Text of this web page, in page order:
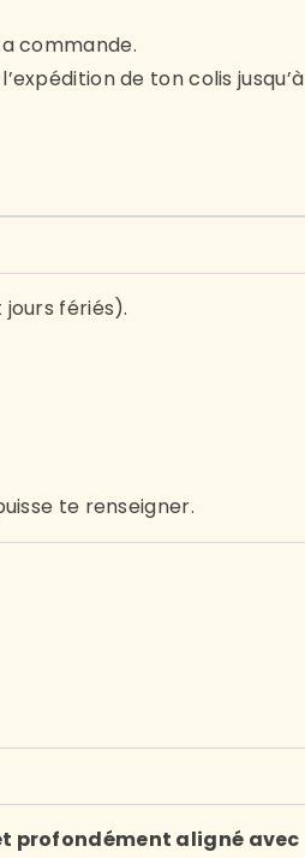
commande.
de ton colis jusqu’à
fériés).
te renseigner.
profondément aligné avec